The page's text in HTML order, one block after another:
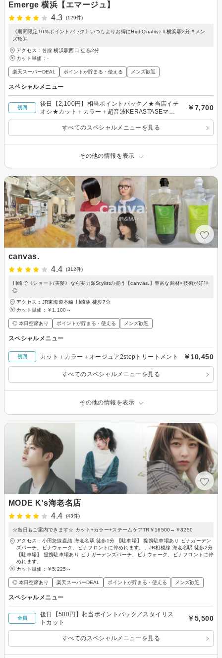
Emerge 横浜【エマージュ】
4.3
(129件)
《期間限定10％ポイントバック》いつもよりお得にHighQuality♪＃横浜駅2分＃メン
ズ歓迎
アクセス：各線 横浜駅西口 徒歩2分
カット単価： -
楽天スーパーDEAL ポイントが貯まる・使える メンズ歓迎
スペシャルメニュー
初回
後日【2,100円】相当ポイントバック／★当店イチ
オシ★カット＋カラー＋超音波KERASTASEマス
クTr ￥7,700
￥7,700
すべてのスペシャルメニューを見る
その他の情報を表示
canvas.
4.4
(312件)
川崎で《ショート/美髪》なら実力派Stylistの揃う【canvas.】豊富な商材×技術が好評
◎
アクセス：JR東海道本線 川崎駅 徒歩7分
カット単価： ￥1,100～
◎ 本日空席あり ポイントが貯まる・使える メンズ歓迎
スペシャルメニュー
初回 カット＋カラー＋オージュア2stepトリートメント ￥10,450
すべてのスペシャルメニューを見る
その他の情報を表示
MODE K's海老名店
4.4
(43件)
☆当日もご案内できます☆ カット+カラー+スチームケアTR￥16500→￥8250
アクセス：小田急線直結 海老名駅 徒歩1分 【駐車場】 提携駐車場あり ビナガーデン
ズパーチ、ビナウォーク、ビナフロントに停めれます。、JR相模線 海老名駅 徒歩2分
【駐車場】 提携駐車場あり ビナガーデンズパーチ、ビナウォーク、ビナフロントに停
めれます。
カット単価： ￥5,225～
◎ 本日空席あり 楽天スーパーDEAL ポイントが貯まる・使える メンズ歓迎
スペシャルメニュー
全員
後日【500円】相当ポイントバック／スタイリス
トカット
￥5,500
すべてのスペシャルメニューを見る